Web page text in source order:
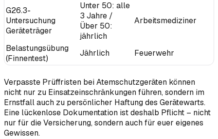
G26.3-
Untersuchung
Geräteträger
Unter 50: alle
3 Jahre /
Über 50:
jährlich
Arbeitsmediziner
Belastungsübung
(Finnentest)
Jährlich Feuerwehr
Verpasste Prüffristen bei Atemschutzgeräten können
nicht nur zu Einsatzeinschränkungen führen, sondern im
Ernstfall auch zu persönlicher Haftung des Gerätewarts.
Eine lückenlose Dokumentation ist deshalb Pflicht – nicht
nur für die Versicherung, sondern auch für euer eigenes
Gewissen.